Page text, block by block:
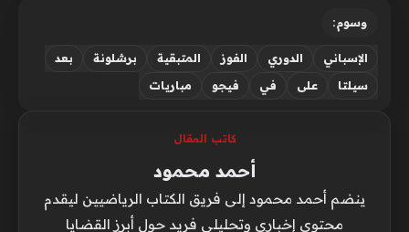
وسوم:
الإسباني الدوري الفوز المتبقية برشلونة
بعد
سيلتا
على في فيجو مباريات
كاتب المقال
أحمد محمود
ينضم أحمد محمود إلى فريق الكتاب الرياضيين ليقدم
محتوى إخباري وتحليلي فريد حول أبرز القضايا